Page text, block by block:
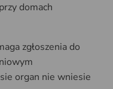
domach
zgłoszenia do
organ nie wniesie